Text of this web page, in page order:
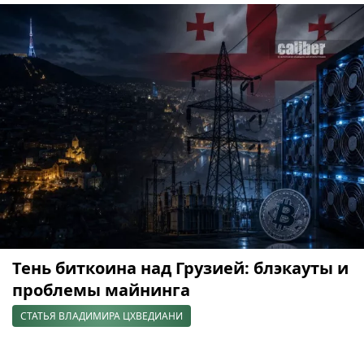
Тень биткоина над Грузией: блэкауты и
проблемы майнинга
СТАТЬЯ ВЛАДИМИРА ЦХВЕДИАНИ